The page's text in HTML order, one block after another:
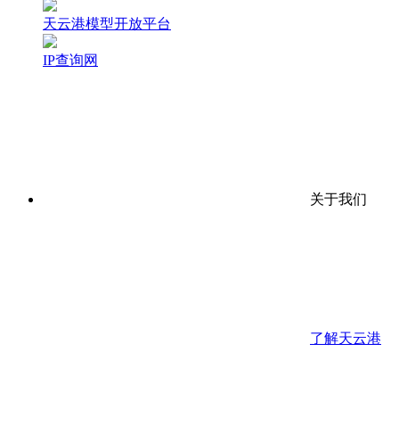
天云港模型开放平台
IP查询网
关于我们
了解天云港